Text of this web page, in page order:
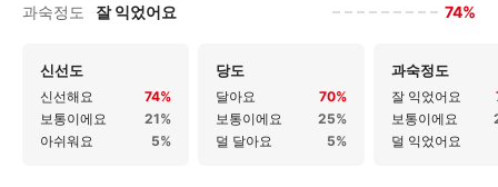
과숙정도
잘 익었어요 74%
신선도
신선해요
74%
보통이에요
21%
아쉬워요
5%
당도
달아요
70%
보통이에요
25%
덜 달아요
5%
과숙정도
잘 익었어요
보통이에요
덜 익었어요